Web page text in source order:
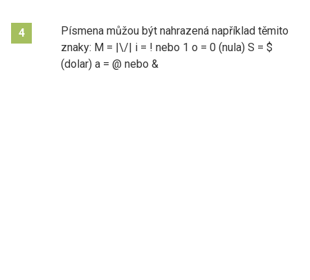
4
Písmena můžou být nahrazená například těmito
znaky: M = |\/| i = ! nebo 1 o = 0 (nula) S = $
(dolar) a = @ nebo &